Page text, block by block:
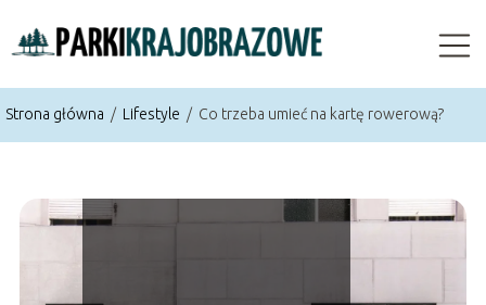
Strona główna / Lifestyle / Co trzeba umieć na kartę rowerową?